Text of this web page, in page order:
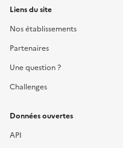
Liens du site
Nos établissements
Partenaires
Une question ?
Challenges
Données ouvertes
API